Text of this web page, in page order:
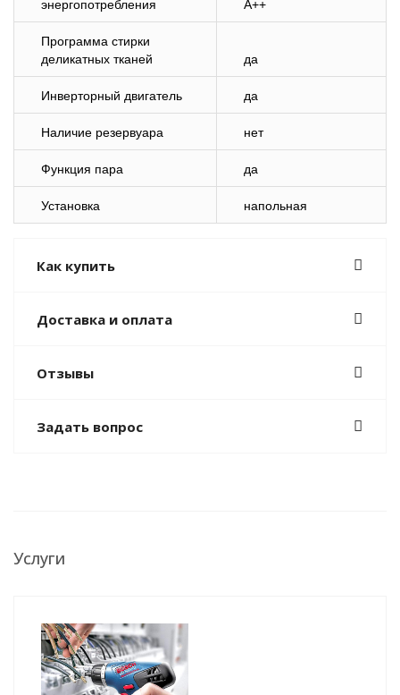
энергопотребления A++
Программа стирки
деликатных тканей
да
Инверторный двигатель да
Наличие резервуара нет
Функция пара да
Установка напольная
Как купить
Доставка и оплата
Отзывы
Задать вопрос
Услуги